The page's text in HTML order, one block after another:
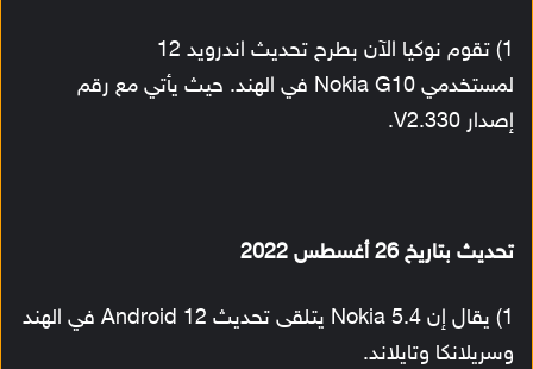
1) تقوم نوكيا الآن بطرح تحديث اندرويد 12
لمستخدمي Nokia G10 في الهند. حيث يأتي مع رقم
إصدار V2.330.
تحديث بتاريخ 26 أغسطس 2022
1) يقال إن Nokia 5.4 يتلقى تحديث Android 12 في الهند
وسريلانكا وتايلاند.